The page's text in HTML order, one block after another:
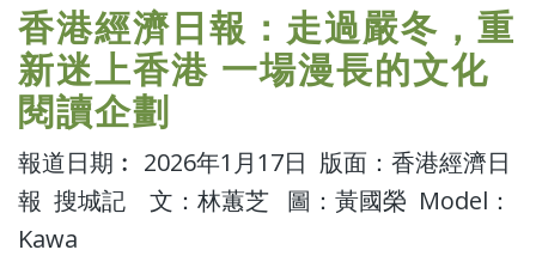
香港經濟日報：走過嚴冬，重
新迷上香港 一場漫長的文化
閱讀企劃
報道日期︰ 2026年1月17日 版面：香港經濟日
報 搜城記 文：林蕙芝 圖：黃國榮 Model：
Kawa